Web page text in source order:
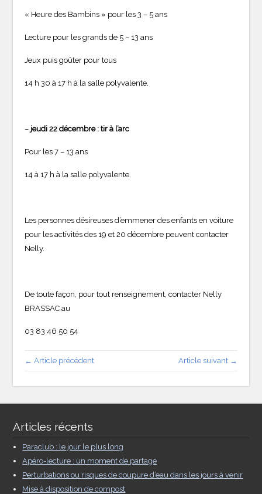
« Heure des Bambins » pour les 3 – 5 ans
Lecture pour les grands de 5 – 13 ans
Jeux puis goûter pour tous
14 h 30 à 17 h à la salle polyvalente.
– jeudi 22 décembre : tir à l’arc
Pour les 7 – 13 ans
14 à 17 h à la salle polyvalente.
Les personnes désireuses d’emmener des enfants en voiture
pour les activités des 19 et 20 décembre peuvent contacter
Nelly.
De toute façon, pour tout renseignement, contacter Nelly
BRASSAC au
03 83 46 50 54
← Article précédent Article suivant →
Articles récents
Paraclub : le jour le plus long
Apéro-lecture : un moment de partage
Perturbations ou risques de coupure d’eau dans les jours à venir
Mise à disposition de compost